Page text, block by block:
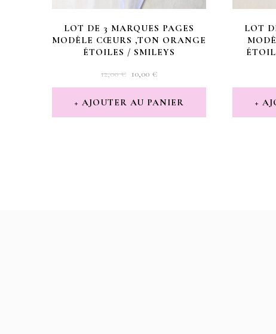
LOT DE 3 MARQUES PAGES
MODÈLE CŒURS ,TON ORANGE
ÉTOILES / SMILEYS
12,00€ LE
PRIX
INITIAL
10,00 €LE
PRIX
ACTUEL
AJOUTER AU PANIER
LOT